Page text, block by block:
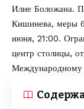
Илие Боложана.
Кишинева, меры
июня, 21:00.
центр столицы,
Международному